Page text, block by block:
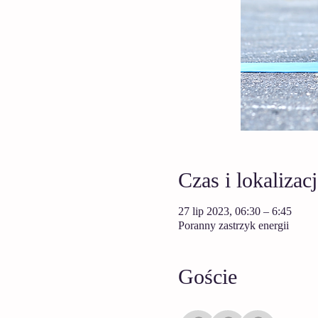
Czas i
27 lip 2023, 06:30 – 6:45
Poranny zastrzyk energii
Goście